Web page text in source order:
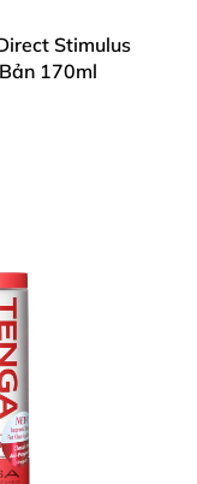
Stimulus
170ml